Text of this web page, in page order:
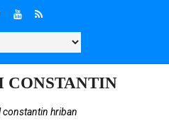
CONSTANTIN
hriban